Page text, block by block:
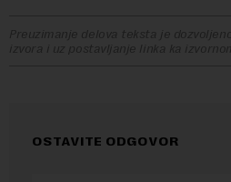
Preuzimanje delova teksta je
izvora i uz postavljanje linka ka
OSTAVITE ODGOVOR